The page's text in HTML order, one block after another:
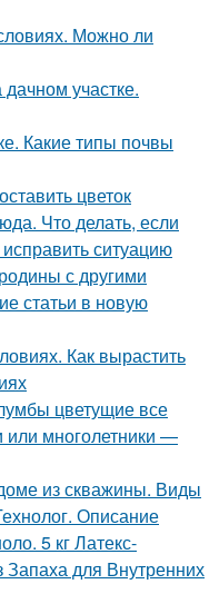
Можно ли
участке.
Какие типы почвы
цветок
Что делать, если
ситуацию
с другими
статьи в новую
Как вырастить
цветущие все
или многолетники —
из скважины. Виды
Описание
5 кг Латекс-
Запаха для Внутренних